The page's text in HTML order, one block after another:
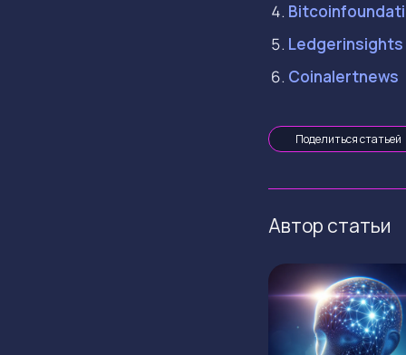
Ledgerinsights
Coinalertnews
Поделиться статьей
Автор статьи